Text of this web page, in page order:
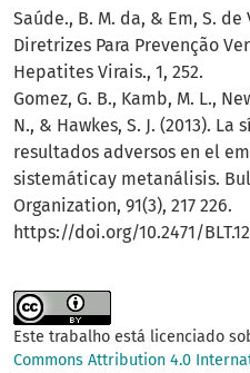
Saúde., B. M. da, & Em, S.
Diretrizes Para Prevenção
Hepatites Virais., 1, 252.
Gomez, G. B., Kamb, M. L.,
N., & Hawkes, S. J. (2013).
resultados adversos en el
sistemáticay metanálisis.
Organization, 91(3), 217 226.
https://doi.org/10.2471/
Este trabalho está licenciado
Commons Attribution 4.0